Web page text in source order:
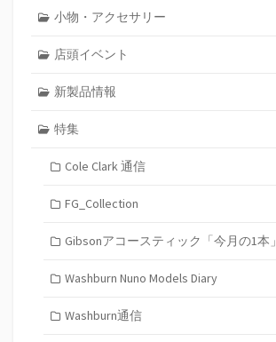
小物・アクセサリー
店頭イベント
新製品情報
特集
Cole Clark 通信
FG_Collection
Gibsonアコースティック「今月の1本」
Washburn Nuno Models Diary
Washburn通信